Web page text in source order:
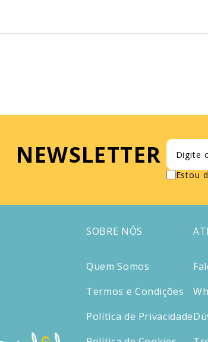
NEWSLETTER
Estou
SOBRE NÓS
Quem Somos
Termos e Condições
Política de Privacidade